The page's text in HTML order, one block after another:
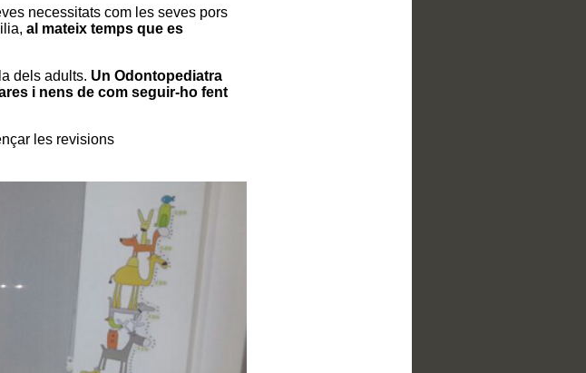
necessitats com les seves pors
al mateix temps que es
dels adults. Un Odontopediatra
i nens de com seguir-ho fent
les revisions